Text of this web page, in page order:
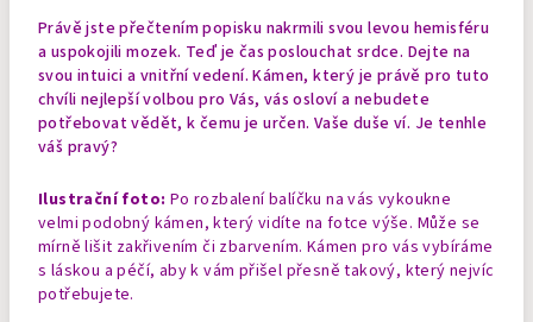
Právě jste přečtením popisku nakrmili svou levou hemisféru
a uspokojili mozek. Teď je čas poslouchat srdce. Dejte na
svou intuici a vnitřní vedení. Kámen, který je právě pro tuto
chvíli nejlepší volbou pro Vás, vás osloví a nebudete
potřebovat vědět, k čemu je určen. Vaše duše ví. Je tenhle
váš pravý?
Ilustrační foto: Po rozbalení balíčku na vás vykoukne
velmi podobný kámen, který vidíte na fotce výše. Může se
mírně lišit zakřivením či zbarvením. Kámen pro vás vybíráme
s láskou a péčí, aby k vám přišel přesně takový, který nejvíc
potřebujete.